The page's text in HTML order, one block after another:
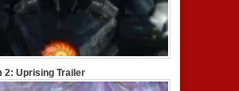
2: Uprising Trailer